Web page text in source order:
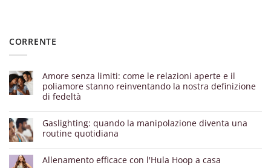
CORRENTE
Amore senza limiti: come le relazioni aperte e il
poliamore stanno reinventando la nostra definizione
di fedeltà
Gaslighting: quando la manipolazione diventa una
routine quotidiana
Allenamento efficace con l'Hula Hoop a casa